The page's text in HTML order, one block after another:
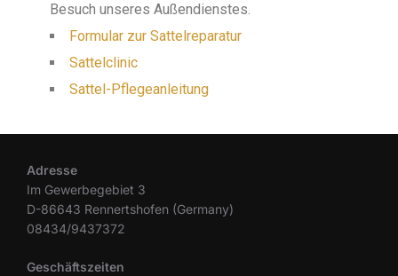
Besuch unseres Außendienstes.
Formular zur Sattelreparatur
Sattelclinic
Sattel-Pflegeanleitung
Adresse
Im Gewerbegebiet 3
D-86643 Rennertshofen (Germany)
08434/9437372
Geschäftszeiten